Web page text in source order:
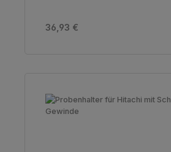
Regulärer Preis:
36,93 €